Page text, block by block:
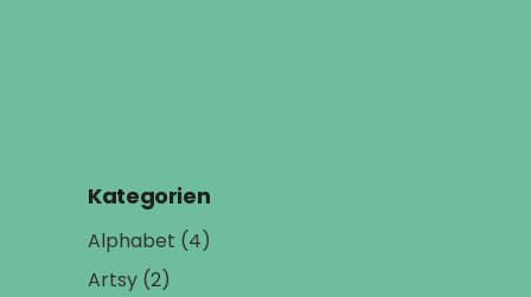
Kategorien
Alphabet (4)
Artsy (2)